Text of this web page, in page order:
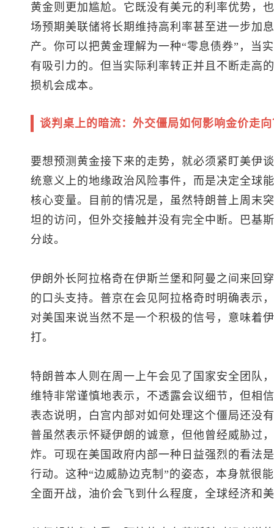
黄金则更加尴尬。它既没有美元的利率优势，
场预期美联储将长期维持高利率甚至进一步加
产。你可以把黄金理解为一种“零息债券”，当
有吸引力的。但当实际利率转正并且不断走高
损机会成本。
谈判桌上的暗流：外交僵局如何影响金价走
要想预测黄金接下来的走势，就必须紧盯美伊
统意义上的地缘政治风险事件，而是决定全球
核心变量。目前的情况是，虽然特朗普上周末
坦的访问，但外交接触并没有完全中断。巴基
分歧。
伊朗外长阿拉格奇在伊斯兰堡和阿曼之间来回
的口头支持。普京在会见阿拉格奇时明确表示
对美国来说当然不是一个积极的信号，意味着
打。
特朗普本人则在周一上午会见了国家安全团队
维特非常谨慎地表示，不透露会议细节，但相
表态说明，白宫内部对如何处理这个僵局还没
普虽然表示怀疑伊朗的诚意，但他曾经威胁过
炸。可现在美国政府内部一种日益强烈的看法
行动。这种“边威胁边克制”的姿态，本身就
全面开战，油价会飞到什么程度，全球经济和